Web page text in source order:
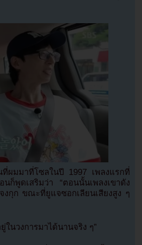
ผมมาที่โซลในปี 1997 เพลงแรกที่
ก็พูดเสริมว่า “ตอนนั้นเพลงเขาดัง
งกุก ขณะที่ยูแจซอกเลียนเสียงสูง ๆ
นวงการมาได้นานจริง ๆ”